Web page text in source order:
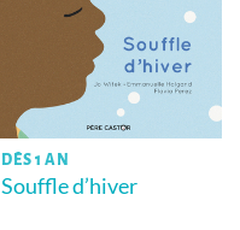
DÈS 1 AN
Souffle d’hiver